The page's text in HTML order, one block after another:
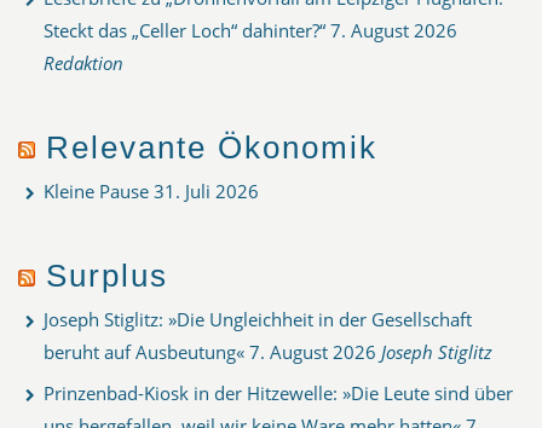
Steckt das „Celler Loch“ dahinter?“ 7. August 2026
Redaktion
Relevante Ökonomik
Kleine Pause 31. Juli 2026
Surplus
Joseph Stiglitz: »Die Ungleichheit in der Gesellschaft
beruht auf Ausbeutung« 7. August 2026 Joseph Stiglitz
Prinzenbad-Kiosk in der Hitzewelle: »Die Leute sind über